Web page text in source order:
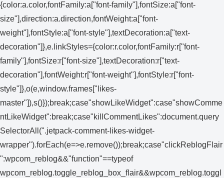
{color:a.color,fontFamily:a["font-family"],fontSize:a["font-
size"],direction:a.direction,fontWeight:a["font-
weight"],fontStyle:a["font-style"],textDecoration:a["text-
decoration"]},e.linkStyles={color:r.color,fontFamily:r["font-
family"],fontSize:r["font-size"],textDecoration:r["text-
decoration"],fontWeight:r["font-weight"],fontStyle:r["font-
style"]},o(e,window.frames["likes-
master"]),s()});break;case"showLikeWidget":case"showComme
ntLikeWidget":break;case"killCommentLikes":document.query
SelectorAll(".jetpack-comment-likes-widget-
wrapper").forEach(e=>e.remove());break;case"clickReblogFlair
":wpcom_reblog&&"function"==typeof
wpcom_reblog.toggle_reblog_box_flair&&wpcom_reblog.toggl